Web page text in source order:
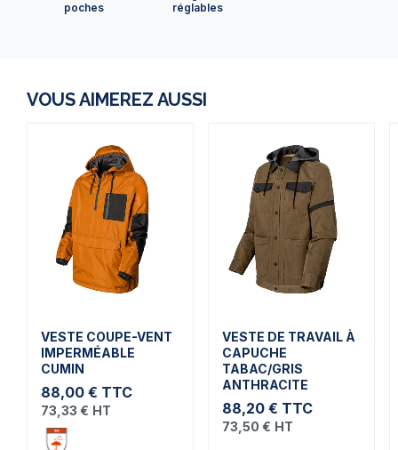
poches
réglables
VOUS AIMEREZ AUSSI
VESTE COUPE-VENT
IMPERMÉABLE
CUMIN
88,00 € TTC
73,33 € HT
VESTE DE TRAVAIL À
CAPUCHE
TABAC/GRIS
ANTHRACITE
88,20 € TTC
73,50 € HT